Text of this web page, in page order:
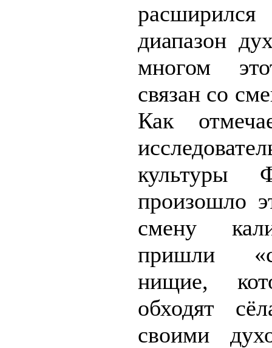
диапазон
многом
связан со
Как
произошло
смену
пришли
нищие,
обходят
своими